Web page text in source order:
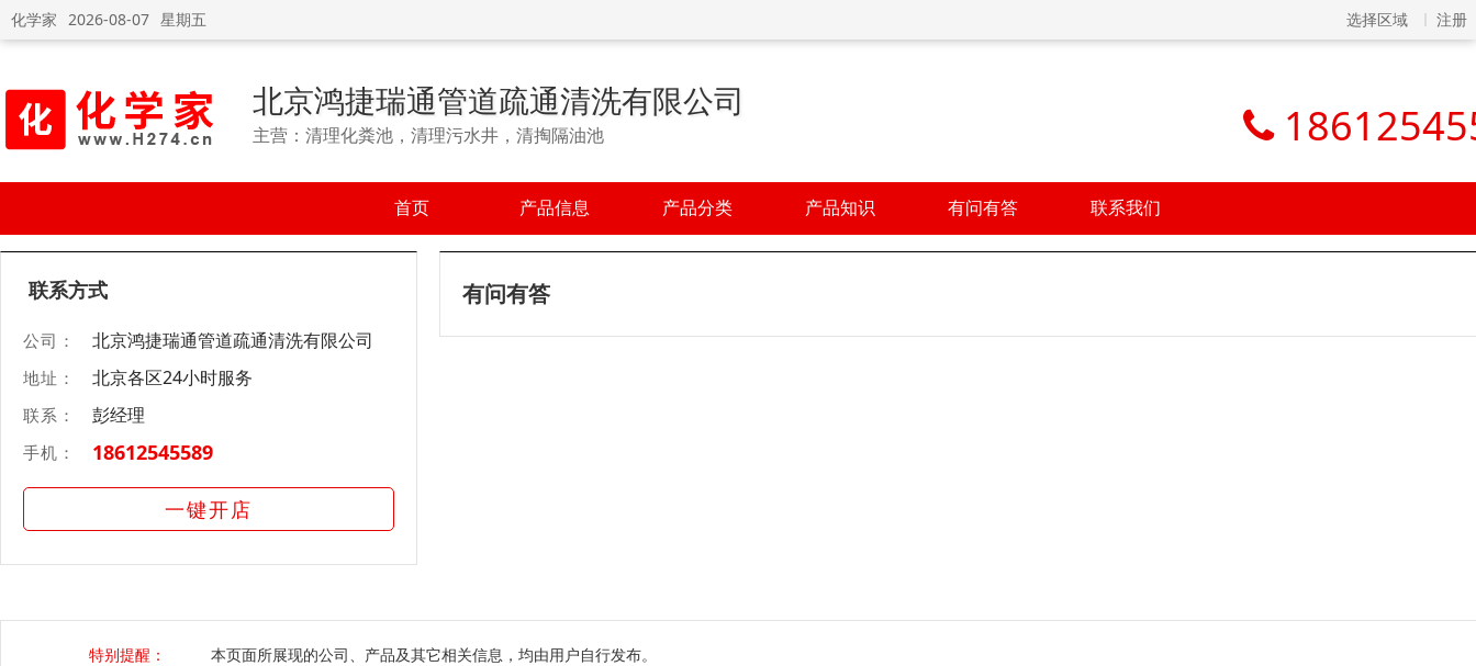
化学家 2026-08-07 星期五 选择区域 注册
北京鸿捷瑞通管道疏通清洗有限公司
主营：清理化粪池，清理污水井，清掏隔油池
首页 产品信息 产品分类 产品知识 有问有答 联系我们
联系方式
公司： 北京鸿捷瑞通管道疏通清洗有限公司
地址： 北京各区24小时服务
联系： 彭经理
手机： 18612545589
一键开店
有问有答
特别提醒：
本页面所展现的公司、产品及其它相关信息，均由用户自行发布。